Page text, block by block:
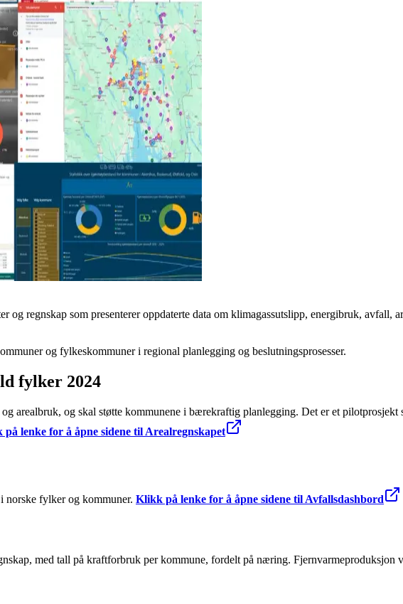
regnskap som presenterer oppdaterte data om klimagassutslipp, energibruk, avfall,
og fylkeskommuner i regional planlegging og beslutningsprosesser.
fylker 2024
arealbruk, og skal støtte kommunene i bærekraftig planlegging. Det er et
lenke for å åpne sidene til Arealregnskapet
norske fylker og kommuner. Klikk på lenke for å åpne sidene til Avfallsdashbord
med tall på kraftforbruk per kommune, fordelt på næring. Fjernvarmeproduksjon